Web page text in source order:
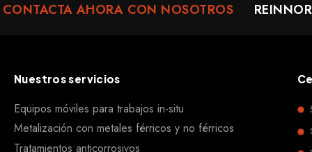
AHORA CON NOSOTROS
Nuestros servicios
Equipos móviles para trabajos in-situ
Metalización con metales férricos y no férricos
Tratamientos anticorrosivos